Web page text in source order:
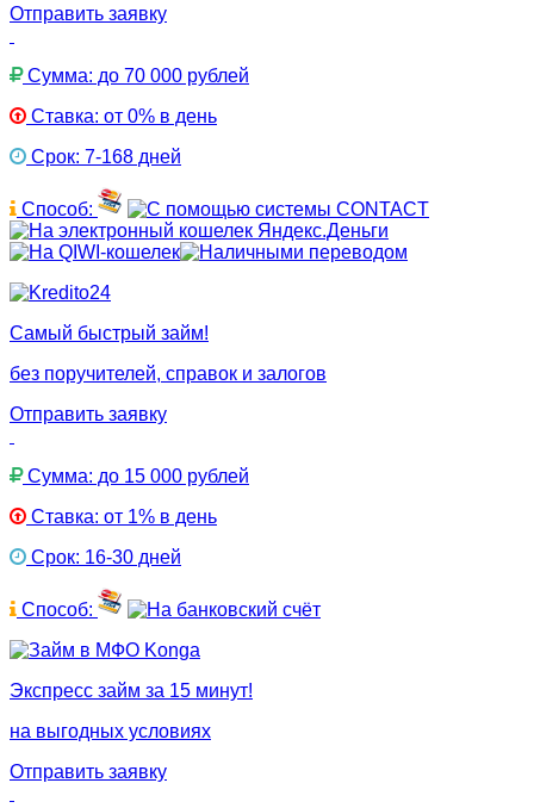
Отправить заявку
Сумма: до 70 000 рублей
Ставка: от 0% в день
Срок: 7-168 дней
Способ:
Самый быстрый займ!
без поручителей, справок и залогов
Отправить заявку
Сумма: до 15 000 рублей
Ставка: от 1% в день
Срок: 16-30 дней
Способ:
Экспресс займ за 15 минут!
на выгодных условиях
Отправить заявку